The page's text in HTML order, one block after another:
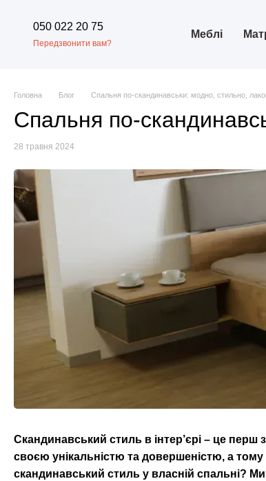
050 022 20 75
Передзвонити вам?
Меблі
Головна Блог Спальня по-скандинавськи: модно, стильно,
Спальня по-
28 травня 2024
Скандинавський стиль в інтер’єрі – це перш
своєю унікальністю та довершеністю, а
скандинавський стиль у власній спальні?